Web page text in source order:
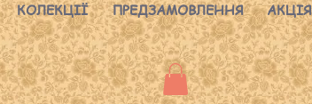
КОЛЕКЦІЇ ПРЕДЗАМОВЛЕННЯ АКЦІЯ